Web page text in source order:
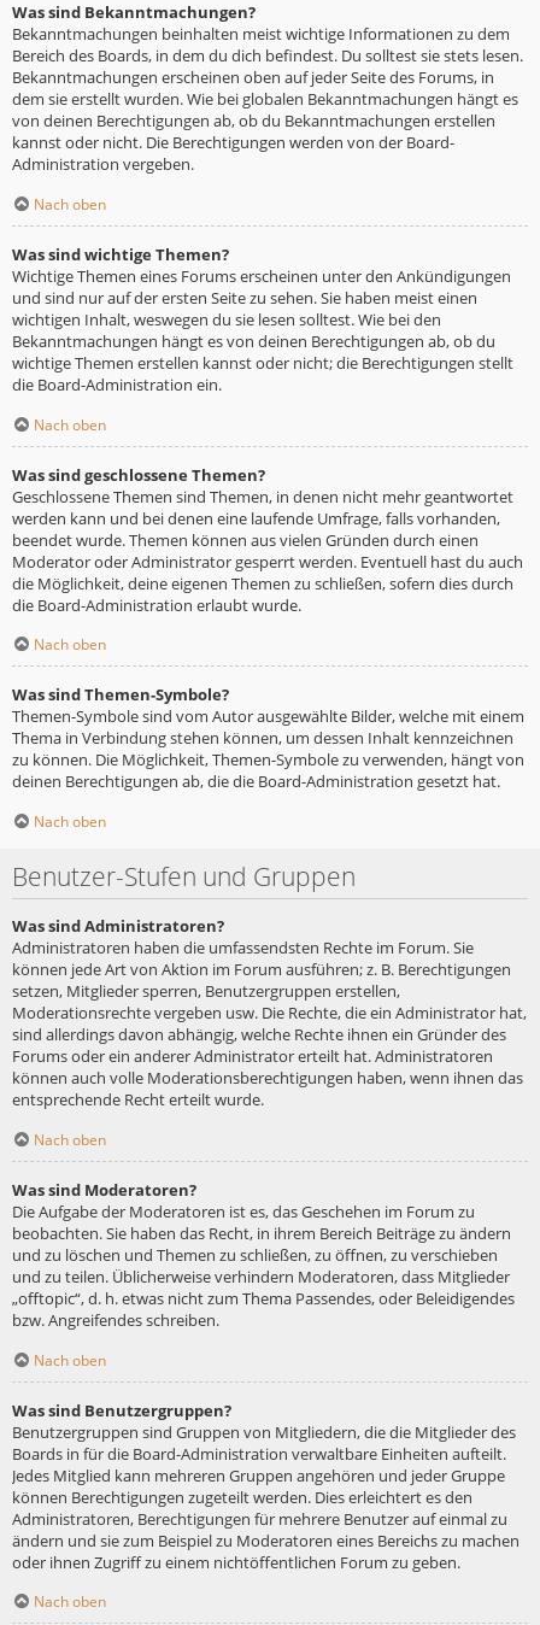
Was sind Bekanntmachungen?
Bekanntmachungen beinhalten meist wichtige Informationen zu dem
Bereich des Boards, in dem du dich befindest. Du solltest sie stets lesen.
Bekanntmachungen erscheinen oben auf jeder Seite des Forums, in
dem sie erstellt wurden. Wie bei globalen Bekanntmachungen hängt es
von deinen Berechtigungen ab, ob du Bekanntmachungen erstellen
kannst oder nicht. Die Berechtigungen werden von der Board-
Administration vergeben.
Nach oben
Was sind wichtige Themen?
Wichtige Themen eines Forums erscheinen unter den Ankündigungen
und sind nur auf der ersten Seite zu sehen. Sie haben meist einen
wichtigen Inhalt, weswegen du sie lesen solltest. Wie bei den
Bekanntmachungen hängt es von deinen Berechtigungen ab, ob du
wichtige Themen erstellen kannst oder nicht; die Berechtigungen stellt
die Board-Administration ein.
Nach oben
Was sind geschlossene Themen?
Geschlossene Themen sind Themen, in denen nicht mehr geantwortet
werden kann und bei denen eine laufende Umfrage, falls vorhanden,
beendet wurde. Themen können aus vielen Gründen durch einen
Moderator oder Administrator gesperrt werden. Eventuell hast du auch
die Möglichkeit, deine eigenen Themen zu schließen, sofern dies durch
die Board-Administration erlaubt wurde.
Nach oben
Was sind Themen-Symbole?
Themen-Symbole sind vom Autor ausgewählte Bilder, welche mit einem
Thema in Verbindung stehen können, um dessen Inhalt kennzeichnen
zu können. Die Möglichkeit, Themen-Symbole zu verwenden, hängt von
deinen Berechtigungen ab, die die Board-Administration gesetzt hat.
Nach oben
Benutzer-Stufen und Gruppen
Was sind Administratoren?
Administratoren haben die umfassendsten Rechte im Forum. Sie
können jede Art von Aktion im Forum ausführen; z. B. Berechtigungen
setzen, Mitglieder sperren, Benutzergruppen erstellen,
Moderationsrechte vergeben usw. Die Rechte, die ein Administrator hat,
sind allerdings davon abhängig, welche Rechte ihnen ein Gründer des
Forums oder ein anderer Administrator erteilt hat. Administratoren
können auch volle Moderationsberechtigungen haben, wenn ihnen das
entsprechende Recht erteilt wurde.
Nach oben
Was sind Moderatoren?
Die Aufgabe der Moderatoren ist es, das Geschehen im Forum zu
beobachten. Sie haben das Recht, in ihrem Bereich Beiträge zu ändern
und zu löschen und Themen zu schließen, zu öffnen, zu verschieben
und zu teilen. Üblicherweise verhindern Moderatoren, dass Mitglieder
„offtopic“, d. h. etwas nicht zum Thema Passendes, oder Beleidigendes
bzw. Angreifendes schreiben.
Nach oben
Was sind Benutzergruppen?
Benutzergruppen sind Gruppen von Mitgliedern, die die Mitglieder des
Boards in für die Board-Administration verwaltbare Einheiten aufteilt.
Jedes Mitglied kann mehreren Gruppen angehören und jeder Gruppe
können Berechtigungen zugeteilt werden. Dies erleichtert es den
Administratoren, Berechtigungen für mehrere Benutzer auf einmal zu
ändern und sie zum Beispiel zu Moderatoren eines Bereichs zu machen
oder ihnen Zugriff zu einem nichtöffentlichen Forum zu geben.
Nach oben